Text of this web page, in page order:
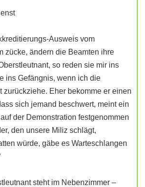
Ausweis vom
zücke, ändern die Beamten ihre
so reden sie mir ins
ins Gefängnis, wenn ich die
zurückziehe. Eher bekomme er einen
sich jemand beschwert, meint ein
der Demonstration festgenommen
den unsere Miliz schlägt,
würde, gäbe es Warteschlangen
steht im Nebenzimmer –